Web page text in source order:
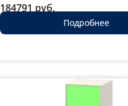
184791 руб.
Подробнее